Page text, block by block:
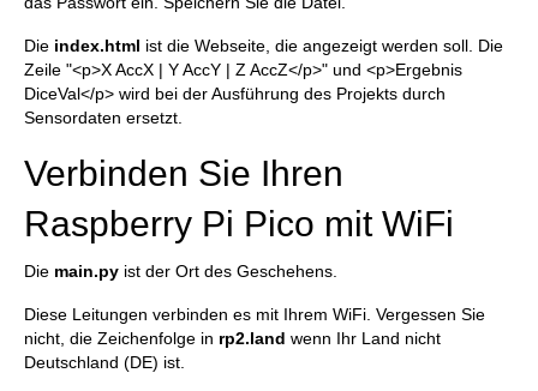
Die index.html ist die Webseite, die angezeigt werden soll. Die
Zeile "<p>X AccX | Y AccY | Z AccZ</p>" und <p>Ergebnis
DiceVal</p> wird bei der Ausführung des Projekts durch
Sensordaten ersetzt.
Verbinden Sie Ihren
Raspberry Pi Pico mit WiFi
Die main.py ist der Ort des Geschehens.
Diese Leitungen verbinden es mit Ihrem WiFi. Vergessen Sie
nicht, die Zeichenfolge in rp2.land wenn Ihr Land nicht
Deutschland (DE) ist.